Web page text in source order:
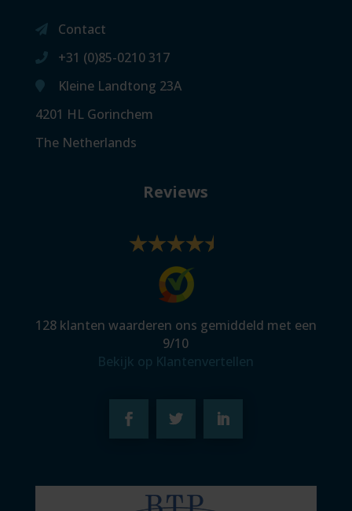
Contact
+31 (0)85-0210 317
Kleine Landtong 23A
4201 HL Gorinchem
The Netherlands
Reviews
128klanten waarderen ons gemiddeld met een
9/10
Bekijk op Klantenvertellen